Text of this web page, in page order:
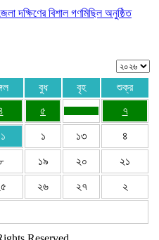
দক্ষিণের বিশাল গণমিছিল অনুষ্ঠিত
বুধ বৃহ
শুক্র
৫ ৭
১ ১৩ ৪
১৯ ২০ ২১
২৬ ২৭ ২